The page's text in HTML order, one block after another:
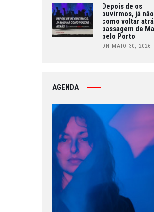
Depois de os
ouvirmos, já
como voltar
passagem de
pelo Porto
ON MAIO 30, 2026
AGENDA